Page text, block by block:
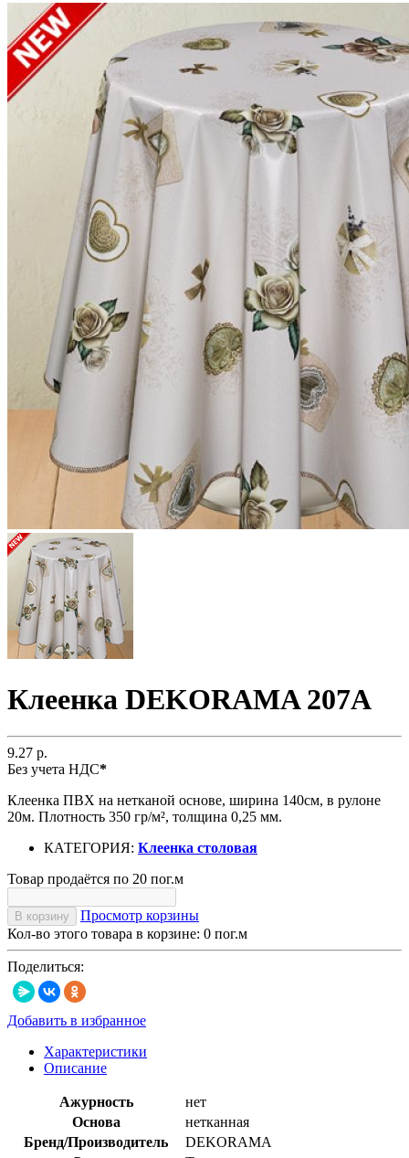
Клеенка DEKORAMA 207A
9.27 р.
Без учета НДС*
Клеенка ПВХ на нетканой основе, ширина 140см, в рулоне
20м. Плотность 350 гр/м², толщина 0,25 мм.
КАТЕГОРИЯ: Клеенка столовая
Товар продаётся по 20 пог.м
В корзину
Просмотр корзины
Кол-во этого товара в корзине: 0 пог.м
Поделиться:
Добавить в избранное
Характеристики
Описание
Ажурность
нет
Основа
нетканная
Бренд/Производитель
DEKORAMA